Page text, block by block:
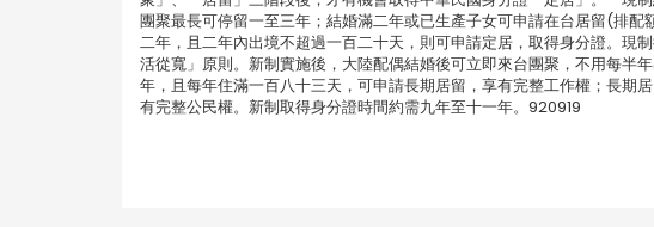
團聚最長可停留一至三年；結婚滿二年或已生產子女可申請在台居留(排
二年，且二年內出境不超過一百二十天，則可申請定居，取得身分證。
活從寬」原則。新制實施後，大陸配偶結婚後可立即來台團聚，不用每半
年，且每年住滿一百八十三天，可申請長期居留，享有完整工作權；長期
有完整公民權。新制取得身分證時間約需九年至十一年。920919